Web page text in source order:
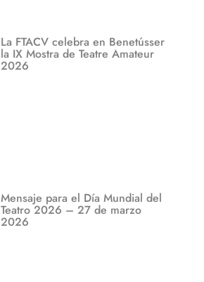
La FTACV celebra en Benetússer
la IX Mostra de Teatre Amateur
2026
Mensaje para el Día Mundial del
Teatro 2026 – 27 de marzo
2026